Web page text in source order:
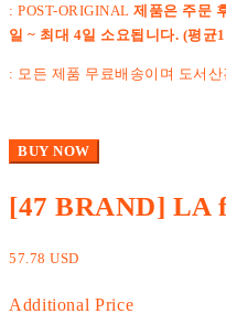
: POST-ORIGINAL 제품은 주문
일 ~ 최대 4일 소요됩니다. (평균
: 모든 제품 무료배송이며 도서
BUY NOW
[47 BRAND] LA
57.78 USD
Additional Price